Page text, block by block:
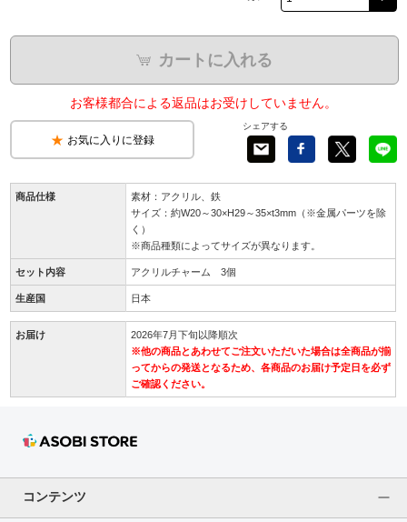
カートに入れる
お客様都合による返品はお受けしていません。
お気に入りに登録
シェアする
商品仕様
素材：アクリル、鉄
サイズ：約W20～30×H29～35×t3mm（※金属パーツを除
く）
※商品種類によってサイズが異なります。
セット内容 アクリルチャーム 3個
生産国 日本
お届け
2026年7月下旬以降順次
※他の商品とあわせてご注文いただいた場合は全商品が揃
ってからの発送となるため、各商品のお届け予定日を必ず
ご確認ください。
コンテンツ